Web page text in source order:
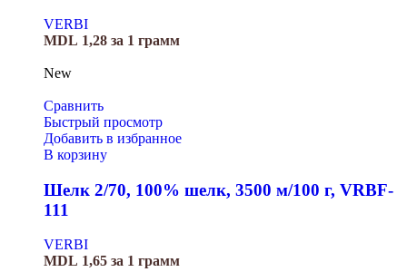
VERBI
MDL 1,28 за 1 грамм
New
Сравнить
Быстрый просмотр
Добавить в избранное
В корзину
Шелк 2/70, 100% шелк, 3500 м/100 г, VRBF-
111
VERBI
MDL 1,65 за 1 грамм